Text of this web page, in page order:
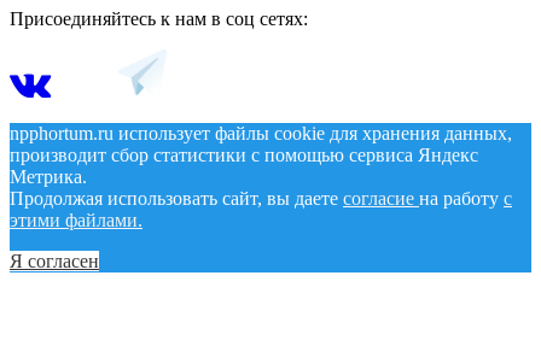
Присоединяйтесь к нам в соц сетях:
npphortum.ru использует файлы cookie для хранения данных,
производит сбор статистики с помощью сервиса Яндекс
Метрика.
Продолжая использовать сайт, вы даете согласие на работу с
этими файлами.
Я согласен